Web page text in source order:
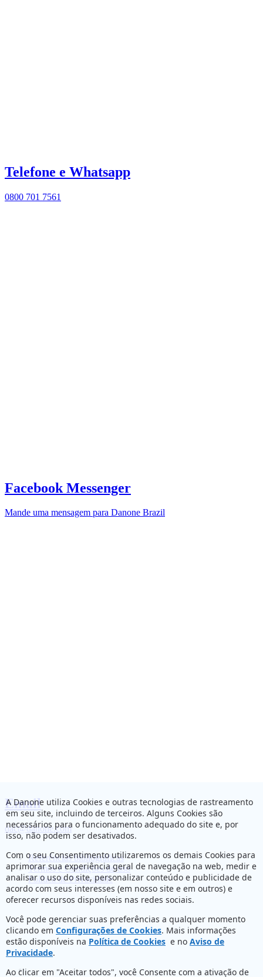
Telefone e Whatsapp
0800 701 7561
Facebook Messenger
Mande uma mensagem para Danone Brazil
Email
dac@danone.com
Referências bibliográficas
Termos e Condições de uso
Política de Privacidade
A Danone utiliza Cookies e outras tecnologias de rastreamento
em seu site, incluindo de terceiros. Alguns Cookies são
necessários para o funcionamento adequado do site e, por
isso, não podem ser desativados.
Com o seu Consentimento utilizaremos os demais Cookies para
aprimorar sua experiência geral de navegação na web, medir e
analisar o uso do site, personalizar conteúdo e publicidade de
acordo com seus interesses (em nosso site e em outros) e
oferecer recursos disponíveis nas redes sociais.
Você pode gerenciar suas preferências a qualquer momento
clicando em Configurações de Cookies. Mais informações
estão disponíveis na Política de Cookies e no Aviso de
Privacidade.
Ao clicar em "Aceitar todos", você Consente com a ativação de